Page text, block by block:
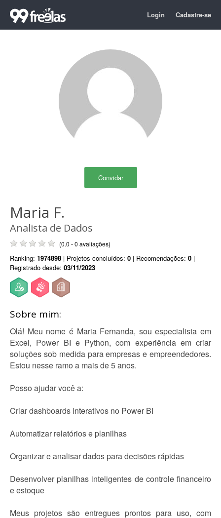
Login Cadastre-se
Convidar
Maria F.
Analista de Dados
(0.0 - 0 avaliações)
Ranking: 1974898 | Projetos concluídos: 0 | Recomendações: 0 |
Registrado desde: 03/11/2023
Sobre mim:
Olá! Meu nome é Maria Fernanda, sou especialista em
Excel, Power BI e Python, com experiência em criar
soluções sob medida para empresas e empreendedores.
Estou nesse ramo a mais de 5 anos.
Posso ajudar você a:
Criar dashboards interativos no Power BI
Automatizar relatórios e planilhas
Organizar e analisar dados para decisões rápidas
Desenvolver planilhas inteligentes de controle financeiro
e estoque
Meus projetos são entregues prontos para uso, com